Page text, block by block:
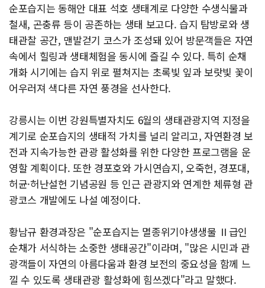
순포습지는 동해안 대표 석호 생태계로 다양한 수생식물과
철새, 곤충류 등이 공존하는 생태 보고다. 습지 탐방로와 생
태관찰 공간, 맨발걷기 코스가 조성돼 있어 방문객들은 자연
속에서 힐링과 생태체험을 동시에 즐길 수 있다. 특히 순채
개화 시기에는 습지 위로 펼쳐지는 초록빛 잎과 보랏빛 꽃이
어우러져 색다른 자연 풍경을 선사한다.
강릉시는 이번 강원특별자치도 6월의 생태관광지역 지정을
계기로 순포습지의 생태적 가치를 널리 알리고, 자연환경 보
전과 지속가능한 관광 활성화를 위한 다양한 프로그램을 운
영할 계획이다. 또한 경포호와 가시연습지, 오죽헌, 경포대,
허균·허난설헌 기념공원 등 인근 관광지와 연계한 체류형 관
광코스 개발에도 나설 예정이다.
황남규 환경과장은 "순포습지는 멸종위기야생생물 Ⅱ급인
순채가 서식하는 소중한 생태공간"이라며, "많은 시민과 관
광객들이 자연의 아름다움과 환경 보전의 중요성을 함께 느
낄 수 있도록 생태관광 활성화에 힘쓰겠다"라고 말했다.